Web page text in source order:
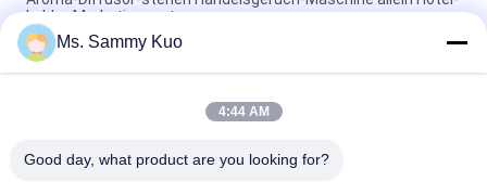
Lobby-Marketingsystem
HVAC-Handelsgeruch-Maschine eingebauter Entwurf des
Mikroreglers 150ml kleiner luxuriöser
220V Handelsmaschine geruch silberner Aluminium-1000 m2
Ms. Sammy Kuo
4:44 AM
Good day, what product are you looking for?